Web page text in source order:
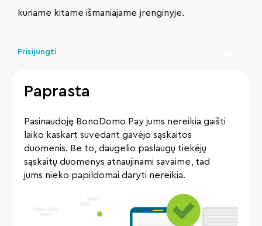
kuriame kitame išmaniajame įrenginyje.
Prisijungti
Paprasta
Pasinaudoję BonoDomo Pay jums nereikia gaišti
laiko kaskart suvedant gavėjo sąskaitos
duomenis. Be to, daugelio paslaugų tiekėjų
sąskaitų duomenys atnaujinami savaime, tad
jums nieko papildomai daryti nereikia.